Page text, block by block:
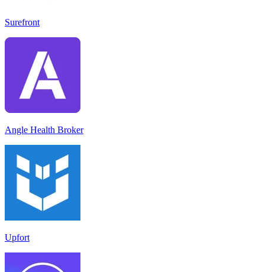
Surefront
Angle Health Broker
Upfort